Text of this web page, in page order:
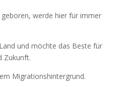
werde hier für immer
und möchte das Beste für
Zukunft.
Migrationshintergrund.